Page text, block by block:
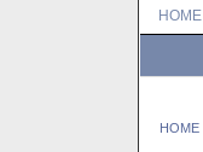
HOME
HOME